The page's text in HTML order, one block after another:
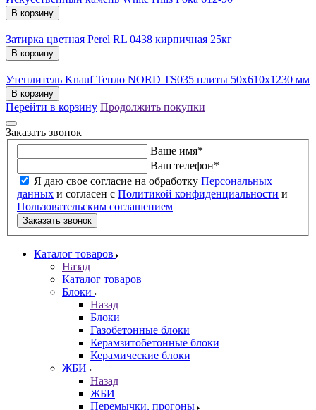
В корзину
Затирка цветная Perel RL 0438 кирпичная 25кг
В корзину
Утеплитель Knauf Тепло NORD TS035 плиты 50х610х1230 мм
В корзину
Перейти в корзину Продолжить покупки
Заказать звонок
Ваше имя*
Ваш телефон*
Я даю свое согласие на обработку Персональных
данных и согласен с Политикой конфиденциальности и
Пользовательским соглашением
Заказать звонок
Каталог товаров
Назад
Каталог товаров
Блоки
Назад
Блоки
Газобетонные блоки
Керамзитобетонные блоки
Керамические блоки
ЖБИ
Назад
ЖБИ
Перемычки, прогоны